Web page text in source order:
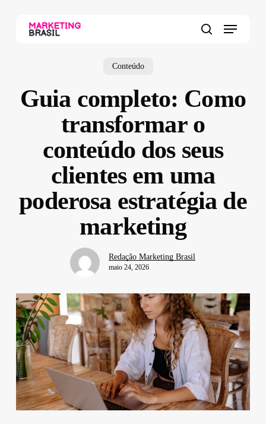
Menu
Conteúdo
Guia completo: Como
transformar o
conteúdo dos seus
clientes em uma
poderosa estratégia de
marketing
Redação Marketing Brasil
maio 24, 2026